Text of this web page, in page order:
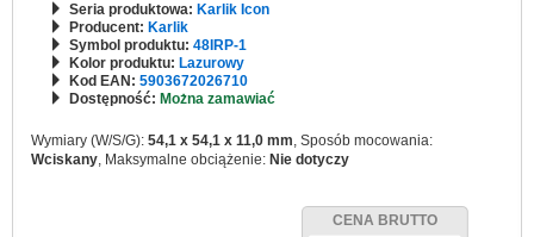
Seria produktowa: Karlik Icon
Producent: Karlik
Symbol produktu: 48IRP-1
Kolor produktu: Lazurowy
Kod EAN: 5903672026710
Dostępność: Można zamawiać
Wymiary (W/S/G): 54,1 x 54,1 x 11,0 mm, Sposób mocowania:
Wciskany, Maksymalne obciążenie: Nie dotyczy
CENA BRUTTO